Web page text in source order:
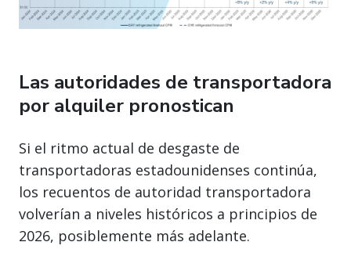
Las autoridades de transportadora
por alquiler pronostican
Si el ritmo actual de desgaste de
transportadoras estadounidenses continúa,
los recuentos de autoridad transportadora
volverían a niveles históricos a principios de
2026, posiblemente más adelante.